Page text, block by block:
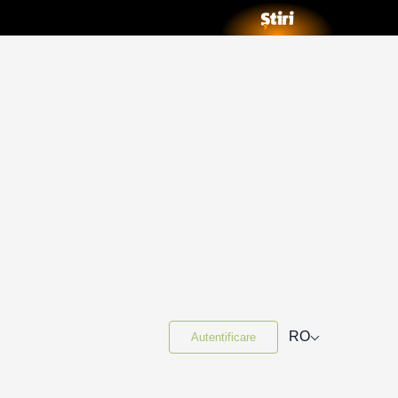
Autentificare RO⌵